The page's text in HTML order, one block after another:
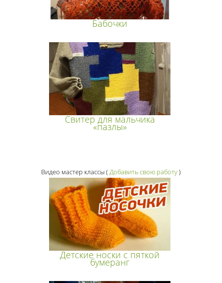
Бабочки
Свитер для мальчика
«пазлы»
Видео мастер классы( Добавить свою работу)
Детские носки с пяткой
бумеранг